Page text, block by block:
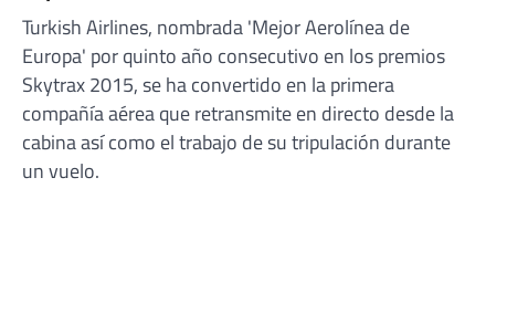
Turkish Airlines, nombrada 'Mejor Aerolínea de
Europa' por quinto año consecutivo en los premios
Skytrax 2015, se ha convertido en la primera
compañía aérea que retransmite en directo desde la
cabina así como el trabajo de su tripulación durante
un vuelo.